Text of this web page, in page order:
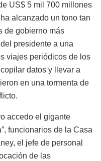
US$ 5 mil 700 millones
alcanzado un tono tan
de gobierno más
presidente a una
viajes periódicos de los
datos y llevar a
en una tormenta de
accedo el gigante
funcionarios de la Casa
el jefe de personal
de las